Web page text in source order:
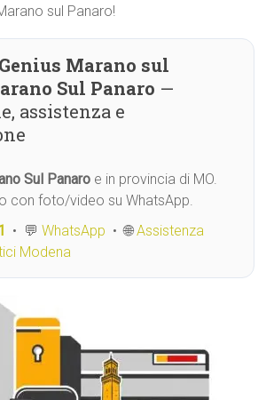
sul Panaro!
Marano sul
Sul Panaro —
assistenza e
Sul Panaro e in provincia di MO.
con foto/video su WhatsApp.
• 💬WhatsApp • 🌐Assistenza
Modena